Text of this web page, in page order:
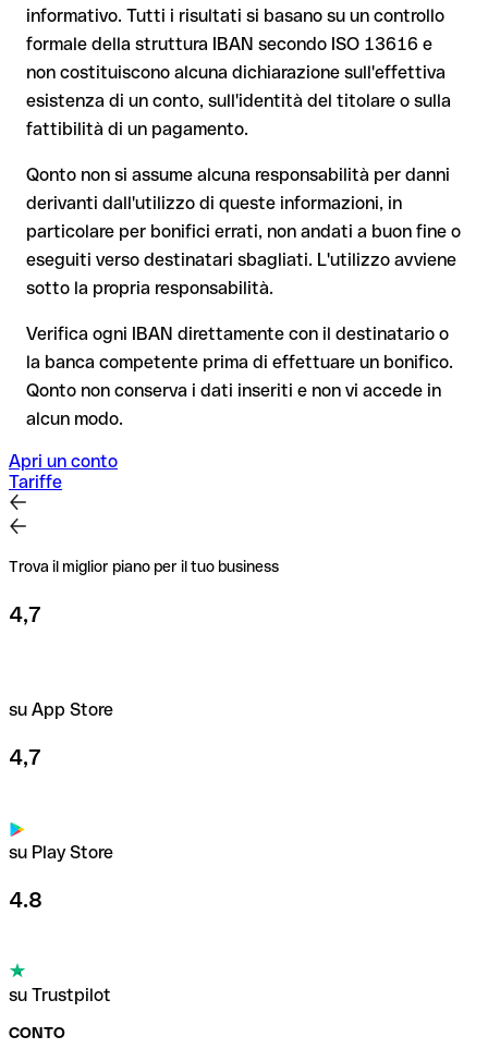
Dal 9 ottobre 2025, prima della conferma del pagamento, la
tua banca verifica la corrispondenza tra l'IBAN e il nome del
beneficiarioe te lo comunica. Questo controllo non blocca il
pagamento, la decisione finale resta tua, e non si applica ai
Consiglio
: chiedi al destinatario di confermare l'IBAN per
importi elevati. L'esistenza di un conto può essere verificata
esclusivamente da ABN AMRO stessa o tramite un bonifico di
Il tuo istituto avvia su richiesta una procedura di richiamo
Il rimborso non è però garantito, soprattutto se il
destinatario ha già prelevato il denaro
Per i bonifici internazionali fuori dall'area SEPA, il recupero è
molto più complesso e comporta commissioni aggiuntive
bonifici SEPA in euro, prima della conferma del pagamento la
tua banca verifica la corrispondenza tra l'IBAN e il nome del
beneficiario. Se i dati non coincidono, ricevi un avviso che ti
consente di individuare l'errore prima di procedere. Questo
controllo non blocca il pagamento, la decisione finale resta
Consiglio: verifica ogni IBAN prima di un bonifico con il nostro
per importi elevati o nuovi rapporti commerciali.
informativo. Tutti i risultati si basano su un controllo
formale della struttura IBAN secondo ISO 13616 e
non costituiscono alcuna dichiarazione sull'effettiva
esistenza di un conto, sull'identità del titolare o sulla
fattibilità di un pagamento.
Qonto non si assume alcuna responsabilità per danni
derivanti dall'utilizzo di queste informazioni, in
particolare per bonifici errati, non andati a buon fine o
eseguiti verso destinatari sbagliati. L'utilizzo avviene
sotto la propria responsabilità.
Verifica ogni IBAN direttamente con il destinatario o
la banca competente prima di effettuare un bonifico.
Qonto non conserva i dati inseriti e non vi accede in
alcun modo.
Apri un conto
Tariffe
Trova il miglior piano per il tuo business
4,7
su App Store
4,7
su Play Store
4.8
su Trustpilot
CONTO